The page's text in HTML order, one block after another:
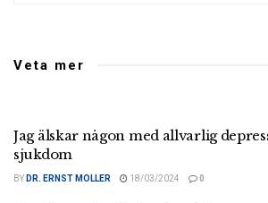
Veta mer
Jag älskar någon med allvarlig
sjukdom
BY DR. ERNST MOLLER 18/03/2024 0